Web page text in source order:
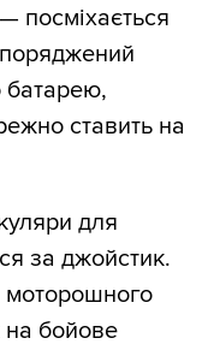
посміхається
батарею,
ставить на
для
за джойстик.
моторошного
на бойове